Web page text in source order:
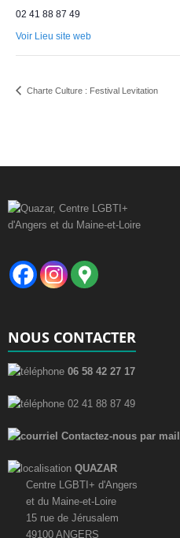
02 41 88 87 49
Voir Lieu site web
Charte Culture : Festival Levitation
NOUS CONTACTER
06 58 42 27 17
02 41 88 87 49
Contactez-nous par mail
QUAZAR
Centre LGBTI+ d'Angers
et du Maine-et-Loire
15 rue de Jérusalem
49100 ANGERS